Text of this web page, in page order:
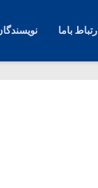
ارتباط باما